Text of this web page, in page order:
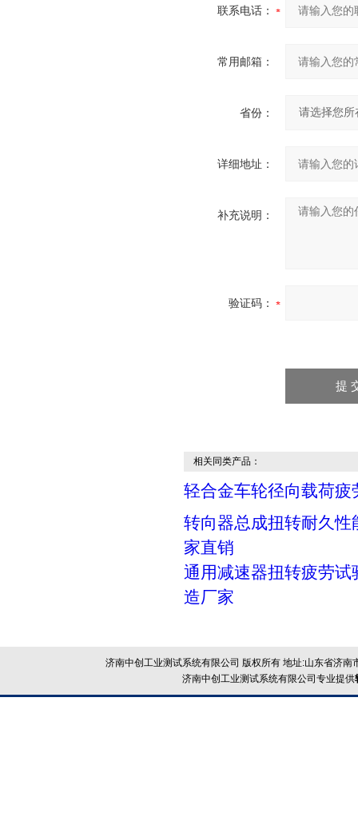
联系电话：
常用邮箱：
省份：
详细地址：
补充说明：
验证码：
相关同类产品：
轻合金车轮径向载荷疲
转向器总成扭转耐久性
家直销
通用减速器扭转疲劳试
造厂家
济南中创工业测试系统有限公司 版权所有 地址:山东省济
济南中创工业测试系统有限公司专业提供